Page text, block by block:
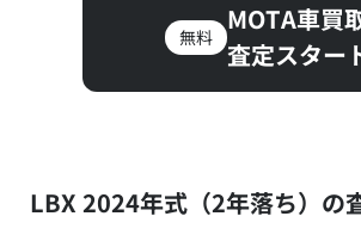
無料
MOTA車買
査定スター
LBX 2024年式（2年落ち）の